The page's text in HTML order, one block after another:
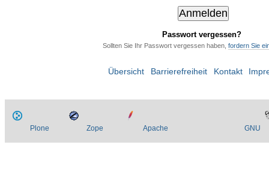
Passwort vergessen?
Sollten Sie Ihr Passwort vergessen haben, fordern Sie
Übersicht Barrierefreiheit Kontakt
Plone Zope Apache GNU